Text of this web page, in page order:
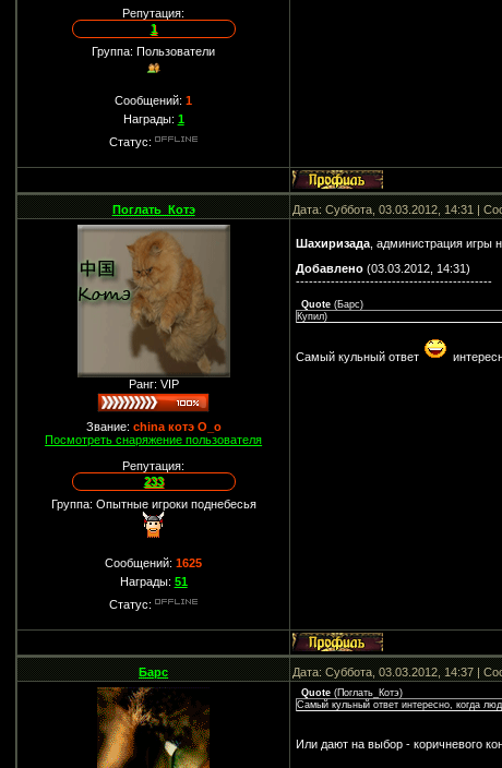
Репутация:
1
Группа: Пользователи
Сообщений:1
Награды: 1
Статус:
Поглать_Котэ Дата: Суббота, 03.03.2012, 14:31 |
Ранг: VIP
Звание: china котэ О_о
Посмотреть снаряжение пользователя
Репутация:
233
Группа: Опытные игроки поднебесья
Сообщений:1625
Награды: 51
Статус:
Шахиризада , администрация игры
Добавлено (03.03.2012, 14:31)
---------------------------------------------
Quote (Барс)
Купил)
Самый кульный ответ
Барс Дата: Суббота, 03.03.2012, 14:37 |
Quote (Поглать_Котэ)
Самый кульный ответ интересно, когда
Или дают на выбор - коричневого